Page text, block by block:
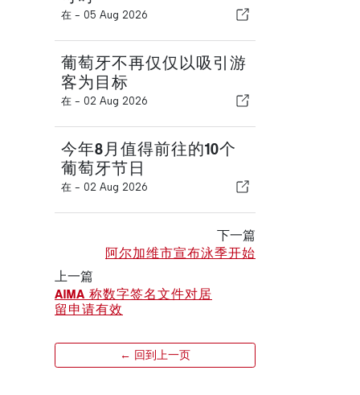
在 - 05 Aug 2026
葡萄牙不再仅仅以吸引游
客为目标
在 - 02 Aug 2026
今年8月值得前往的10个
葡萄牙节日
在 - 02 Aug 2026
下一篇
阿尔加维市宣布泳季开始
上一篇
AIMA 称数字签名文件对居
留申请有效
← 回到上一页